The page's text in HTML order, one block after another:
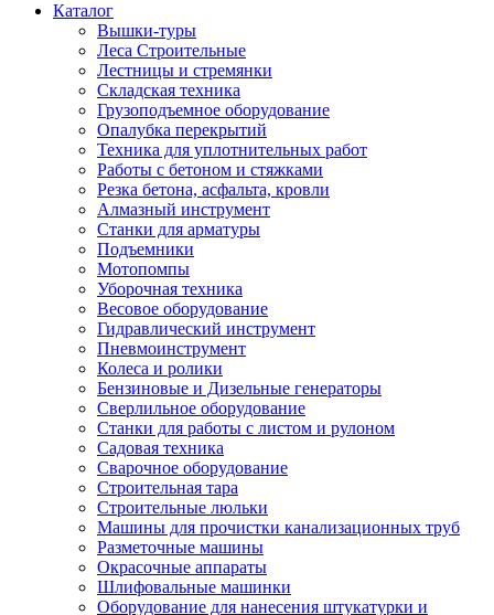
Каталог
Вышки-туры
Леса Строительные
Лестницы и стремянки
Складская техника
Грузоподъемное оборудование
Опалубка перекрытий
Техника для уплотнительных работ
Работы с бетоном и стяжками
Резка бетона, асфальта, кровли
Алмазный инструмент
Станки для арматуры
Подъемники
Мотопомпы
Уборочная техника
Весовое оборудование
Гидравлический инструмент
Пневмоинструмент
Колеса и ролики
Бензиновые и Дизельные генераторы
Сверлильное оборудование
Станки для работы с листом и рулоном
Садовая техника
Сварочное оборудование
Строительная тара
Строительные люльки
Машины для прочистки канализационных труб
Разметочные машины
Окрасочные аппараты
Шлифовальные машинки
Оборудование для нанесения штукатурки и